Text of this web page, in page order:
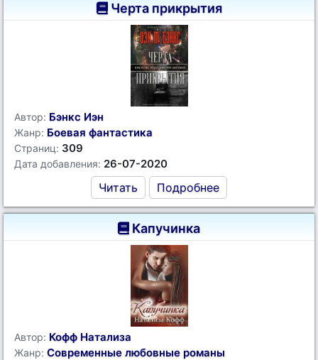
Черта прикрытия
Автор: Бэнкс Иэн
Жанр: Боевая фантастика
Страниц: 309
Дата добавления: 26-07-2020
Читать Подробнее
Капучинка
Автор: Кофф Натализа
Жанр: Современные любовные романы